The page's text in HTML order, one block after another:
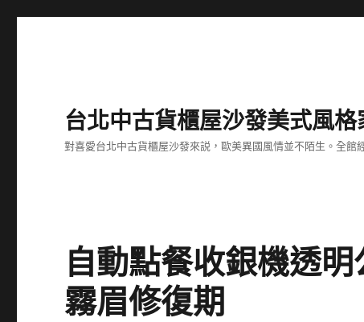
台北中古貨櫃屋沙發美式風格
對喜愛台北中古貨櫃屋沙發來説，歐美異國風情並不陌生。全
自動點餐收銀機透
霧眉修復期